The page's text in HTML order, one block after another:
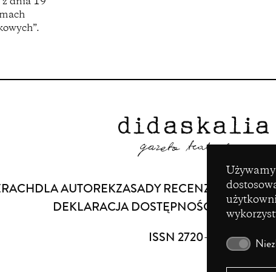
dnia 19
DLA AUTOREKZASADY RECENZOWANIA
DEKLARACJA DOSTĘPNOŚCI
KONTAKT
ISSN 2720-0043